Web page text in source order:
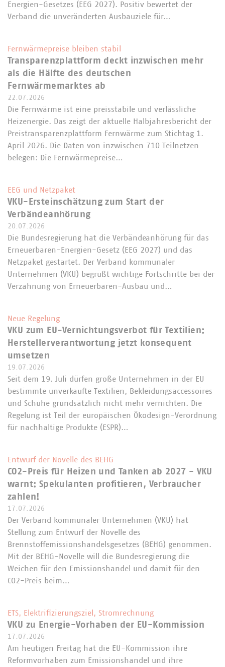
Energien-Gesetzes (EEG 2027). Positiv bewertet der
Verband die unveränderten Ausbauziele für…
Fernwärmepreise bleiben stabil
Transparenzplattform deckt inzwischen mehr
als die Hälfte des deutschen
Fernwärmemarktes ab
22.07.2026
Die Fernwärme ist eine preisstabile und verlässliche
Heizenergie. Das zeigt der aktuelle Halbjahresbericht der
Preistransparenzplattform Fernwärme zum Stichtag 1.
April 2026. Die Daten von inzwischen 710 Teilnetzen
belegen: Die Fernwärmepreise…
EEG und Netzpaket
VKU-Ersteinschätzung zum Start der
Verbändeanhörung
20.07.2026
Die Bundesregierung hat die Verbändeanhörung für das
Erneuerbaren-Energien-Gesetz (EEG 2027) und das
Netzpaket gestartet. Der Verband kommunaler
Unternehmen (VKU) begrüßt wichtige Fortschritte bei der
Verzahnung von Erneuerbaren-Ausbau und…
Neue Regelung
VKU zum EU-Vernichtungsverbot für Textilien:
Herstellerverantwortung jetzt konsequent
umsetzen
19.07.2026
Seit dem 19. Juli dürfen große Unternehmen in der EU
bestimmte unverkaufte Textilien, Bekleidungsaccessoires
und Schuhe grundsätzlich nicht mehr vernichten. Die
Regelung ist Teil der europäischen Ökodesign-Verordnung
für nachhaltige Produkte (ESPR)…
Entwurf der Novelle des BEHG
CO2-Preis für Heizen und Tanken ab 2027 - VKU
warnt: Spekulanten profitieren, Verbraucher
zahlen!
17.07.2026
Der Verband kommunaler Unternehmen (VKU) hat
Stellung zum Entwurf der Novelle des
Brennstoffemissionshandelsgesetzes (BEHG) genommen.
Mit der BEHG-Novelle will die Bundesregierung die
Weichen für den Emissionshandel und damit für den
CO2-Preis beim…
ETS, Elektrifizierungsziel, Stromrechnung
VKU zu Energie-Vorhaben der EU-Kommission
17.07.2026
Am heutigen Freitag hat die EU-Kommission ihre
Reformvorhaben zum Emissionshandel und ihre